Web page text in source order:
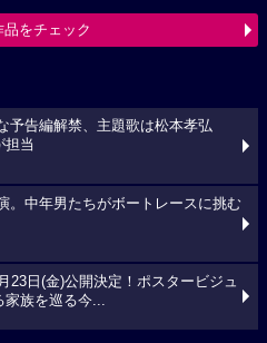
をチェック
予告編解禁、主題歌は松本孝弘
担当
。中年男たちがボートレースに挑む
23日(金)公開決定！ポスタービジュ
族を巡る今...